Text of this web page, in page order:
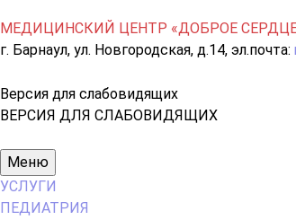
МЕДИЦИНСКИЙ ЦЕНТР «ДОБРОЕ
г. Барнаул, ул. Новгородская, д.14, эл.почта:
Версия для слабовидящих
ВЕРСИЯ ДЛЯ СЛАБОВИДЯЩИХ
Основное
меню
Меню
УСЛУГИ
ПЕДИАТРИЯ